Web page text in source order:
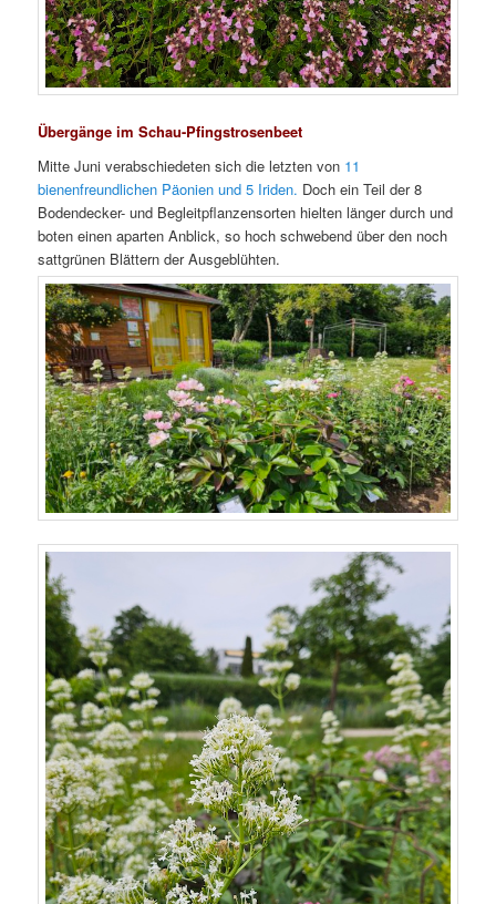
Übergänge im Schau-Pfingstrosenbeet
Mitte Juni verabschiedeten sich die letzten von 11
bienenfreundlichen Päonien und 5 Iriden. Doch ein Teil der 8
Bodendecker- und Begleitpflanzensorten hielten länger durch und
boten einen aparten Anblick, so hoch schwebend über den noch
sattgrünen Blättern der Ausgeblühten.